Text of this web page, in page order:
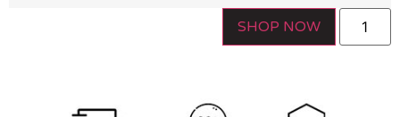
SHOP NOW